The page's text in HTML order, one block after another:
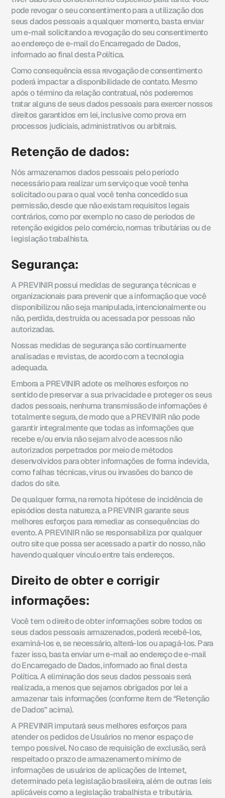
pode revogar o seu consentimento para a utilização dos
seus dados pessoais a qualquer momento, basta enviar
um e-mail solicitando a revogação do seu consentimento
ao endereço de e-mail do Encarregado de Dados,
informado ao final desta Política.
Como consequência essa revogação de consentimento
poderá impactar a disponibilidade de contato. Mesmo
após o término da relação contratual, nós poderemos
tratar alguns de seus dados pessoais para exercer nossos
direitos garantidos em lei, inclusive como prova em
processos judiciais, administrativos ou arbitrais.
Retenção de dados:
Nós armazenamos dados pessoais pelo período
necessário para realizar um serviço que você tenha
solicitado ou para o qual você tenha concedido sua
permissão, desde que não existam requisitos legais
contrários, como por exemplo no caso de períodos de
retenção exigidos pelo comércio, normas tributárias ou de
legislação trabalhista.
Segurança:
A PREVINIR possui medidas de segurança técnicas e
organizacionais para prevenir que a informação que você
disponibilizou não seja manipulada, intencionalmente ou
não, perdida, destruída ou acessada por pessoas não
autorizadas.
Nossas medidas de segurança são continuamente
analisadas e revistas, de acordo com a tecnologia
adequada.
Embora a PREVINIR adote os melhores esforços no
sentido de preservar a sua privacidade e proteger os seus
dados pessoais, nenhuma transmissão de informações é
totalmente segura, de modo que a PREVINIR não pode
garantir integralmente que todas as informações que
recebe e/ou envia não sejam alvo de acessos não
autorizados perpetrados por meio de métodos
desenvolvidos para obter informações de forma indevida,
como falhas técnicas, vírus ou invasões do banco de
dados do site.
De qualquer forma, na remota hipótese de incidência de
episódios desta natureza, a PREVINIR garante seus
melhores esforços para remediar as consequências do
evento. A PREVINIR não se responsabiliza por qualquer
outro site que possa ser acessado a partir do nosso, não
havendo qualquer vínculo entre tais endereços.
Direito de obter e corrigir
informações:
Você tem o direito de obter informações sobre todos os
seus dados pessoais armazenados, poderá recebê-los,
examiná-los e, se necessário, alterá-los ou apagá-los. Para
fazer isso, basta enviar um e-mail ao endereço de e-mail
do Encarregado de Dados, informado ao final desta
Política. A eliminação dos seus dados pessoais será
realizada, a menos que sejamos obrigados por lei a
armazenar tais informações (conforme item de “Retenção
de Dados” acima).
A PREVINIR imputará seus melhores esforços para
atender os pedidos de Usuários no menor espaço de
tempo possível. No caso de requisição de exclusão, será
respeitado o prazo de armazenamento mínimo de
informações de usuários de aplicações de Internet,
determinado pela legislação brasileira, além de outras leis
aplicáveis como a legislação trabalhista e tributária.